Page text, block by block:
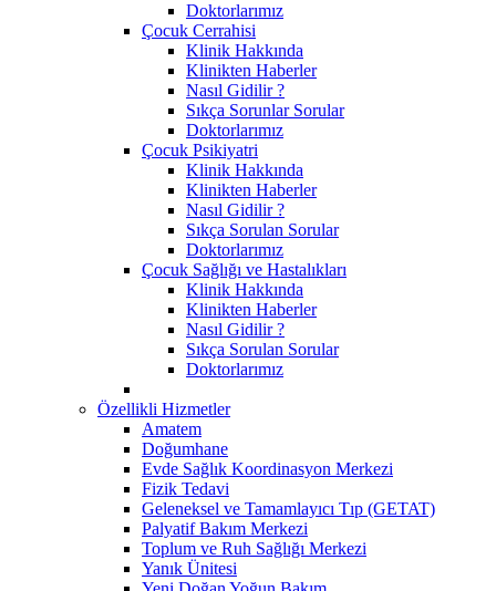
Doktorlarımız
Çocuk Cerrahisi
Klinik Hakkında
Klinikten Haberler
Nasıl Gidilir ?
Sıkça Sorunlar Sorular
Doktorlarımız
Çocuk Psikiyatri
Klinik Hakkında
Klinikten Haberler
Nasıl Gidilir ?
Sıkça Sorulan Sorular
Doktorlarımız
Çocuk Sağlığı ve Hastalıkları
Klinik Hakkında
Klinikten Haberler
Nasıl Gidilir ?
Sıkça Sorulan Sorular
Doktorlarımız
Özellikli Hizmetler
Amatem
Doğumhane
Evde Sağlık Koordinasyon Merkezi
Fizik Tedavi
Geleneksel ve Tamamlayıcı Tıp (GETAT)
Palyatif Bakım Merkezi
Toplum ve Ruh Sağlığı Merkezi
Yanık Ünitesi